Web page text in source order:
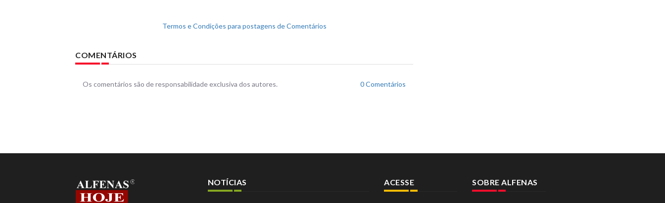
Termos e Condições para postagens de Comentários
COMENTÁRIOS
Os comentários são de responsabilidade exclusiva dos autores. 0 Comentários
NOTÍCIAS ACESSE SOBRE ALFENAS